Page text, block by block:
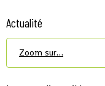
Actualité
Zoom sur…